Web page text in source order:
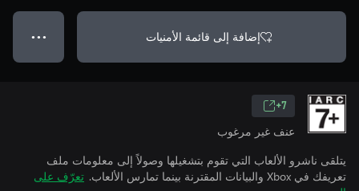
إضافة إلى قائمة الأمنيات ● ● ●
7+
عنف غير مرغوب
يتلقى ناشرو الألعاب التي تقوم بتشغيلها وصولاً إلى معلومات ملف
تعريفك في Xbox والبيانات المقترنة بينما تمارس الألعاب.
تعرّف على